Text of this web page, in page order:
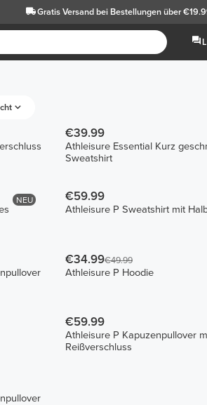
Gratis Versandbei Bestellungen über
€39.99
Athleisure Essential Kurz
Sweatshirt
NEU €59.99
Athleisure P Sweatshirt mit
€34.99€49.99
Athleisure P Hoodie
€59.99
Athleisure P Kapuzenpullover
Reißverschluss